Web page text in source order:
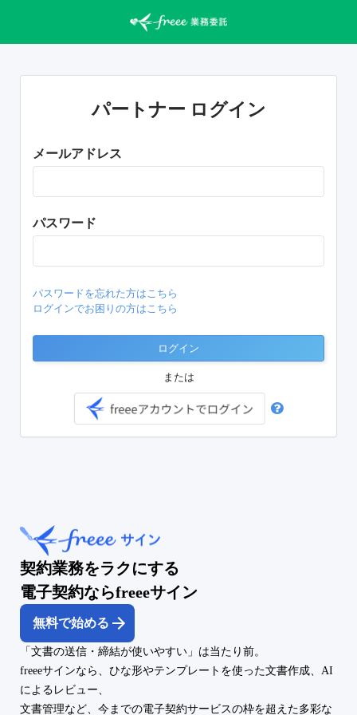
パートナー ログイン
メールアドレス
パスワード
パスワードを忘れた方はこちら
ログインでお困りの方はこちら
または
契約業務をラクにする
電子契約ならfreeeサイン
無料で始める
「文書の送信・締結が使いやすい」は当たり前。
freeeサインなら、ひな形やテンプレートを使った文書作成、AI
によるレビュー、
文書管理など、今までの電子契約サービスの枠を超えた多彩な